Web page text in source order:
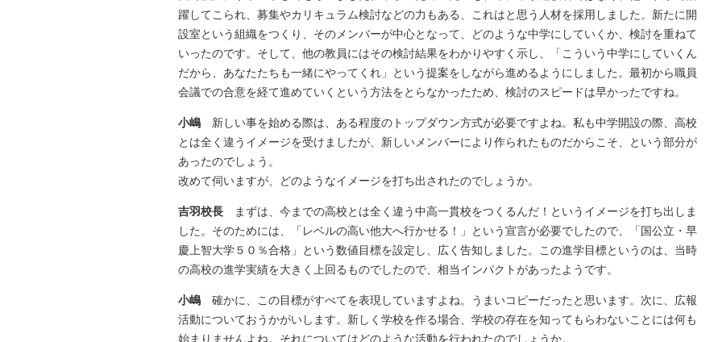
躍してこられ、募集やカリキュラム検討などの力もある、これはと思う人材を採用しました。新たに開
設室という組織をつくり、そのメンバーが中心となって、どのような中学にしていくか、検討を重ねて
いったのです。そして、他の教員にはその検討結果をわかりやすく示し、「こういう中学にしていくん
だから、あなたたちも一緒にやってくれ」という提案をしながら進めるようにしました。最初から職員
会議での合意を経て進めていくという方法をとらなかったため、検討のスピードは早かったですね。
小嶋 新しい事を始める際は、ある程度のトップダウン方式が必要ですよね。私も中学開設の際、高校
とは全く違うイメージを受けましたが、新しいメンバーにより作られたものだからこそ、という部分が
あったのでしょう。
改めて伺いますが、どのようなイメージを打ち出されたのでしょうか。
吉羽校長 まずは、今までの高校とは全く違う中高一貫校をつくるんだ！というイメージを打ち出しま
した。そのためには、「レベルの高い他大へ行かせる！」という宣言が必要でしたので、「国公立・早
慶上智大学５０％合格」という数値目標を設定し、広く告知しました。この進学目標というのは、当時
の高校の進学実績を大きく上回るものでしたので、相当インパクトがあったようです。
小嶋 確かに、この目標がすべてを表現していますよね。うまいコピーだったと思います。次に、広報
活動についておうかがいします。新しく学校を作る場合、学校の存在を知ってもらわないことには何も
始まりませんよね。それについてはどのような活動を行われたのでしょうか。